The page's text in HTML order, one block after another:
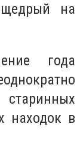
щедрый на
года
находок в